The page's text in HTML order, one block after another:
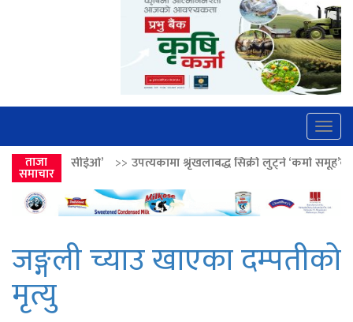
ताजा
समाचार
>>उपत्यकामा श्रृंखलाबद्ध सिक्री लुट्ने ‘कर्मा समूह’का नाइकेसहित पाँच
जङ्गली च्याउ खाएका दम्पतीको
मृत्यु